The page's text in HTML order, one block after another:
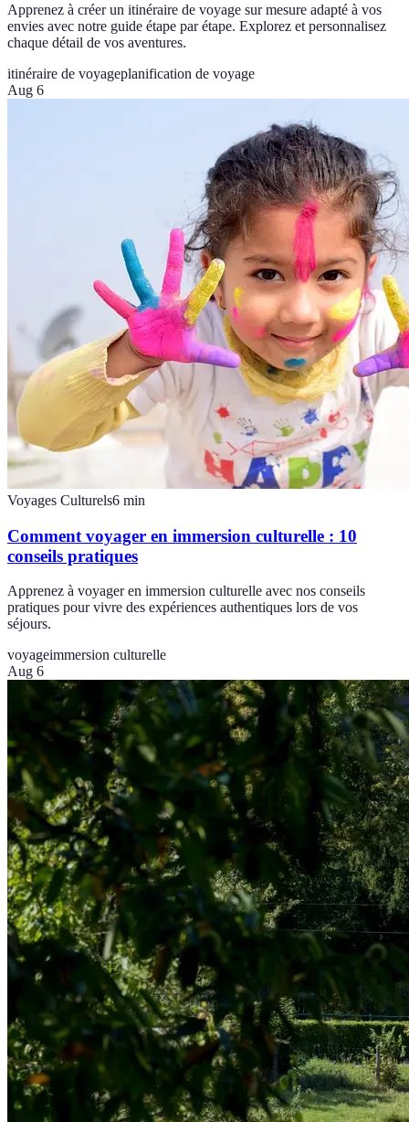
Apprenez à créer un itinéraire de voyage sur mesure adapté à vos
envies avec notre guide étape par étape. Explorez et personnalisez
chaque détail de vos aventures.
itinéraire de voyageplanification de voyage
Aug 6
Voyages Culturels6 min
Comment voyager en immersion culturelle : 10
conseils pratiques
Apprenez à voyager en immersion culturelle avec nos conseils
pratiques pour vivre des expériences authentiques lors de vos
séjours.
voyageimmersion culturelle
Aug 6